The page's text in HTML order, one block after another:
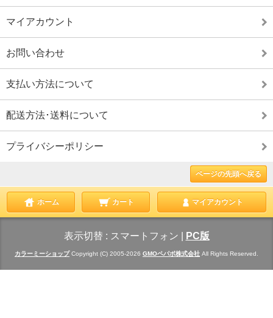
マイアカウント
お問い合わせ
支払い方法について
配送方法･送料について
プライバシーポリシー
ページの先頭へ戻る
ホーム カート マイアカウント
表示切替 : スマートフォン PC版
カラーミーショップCopyright (C) 2005-2026 GMOペパボ株式会社 All Rights Reserved.